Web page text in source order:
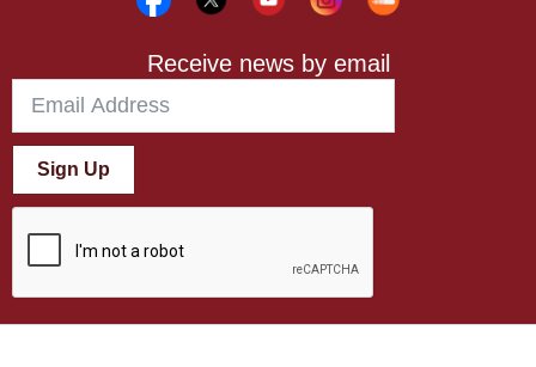
Receive news by email
Sign Up